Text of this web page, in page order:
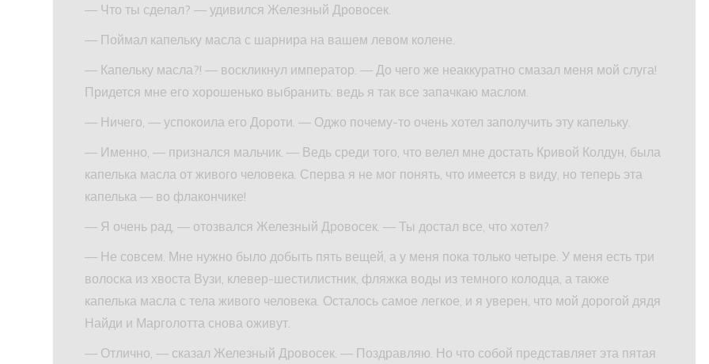
— Что ты сделал? — удивился Железный Дровосек.
— Поймал капельку масла с шарнира на вашем левом колене.
— Капельку масла?! — воскликнул император. — До чего же неаккуратно смазал меня мой слуга!
Придется мне его хорошенько выбранить: ведь я так все запачкаю маслом.
— Ничего, — успокоила его Дороти. — Оджо почему-то очень хотел заполучить эту капельку.
— Именно, — признался мальчик. — Ведь среди того, что велел мне достать Кривой Колдун, была
капелька масла от живого человека. Сперва я не мог понять, что имеется в виду, но теперь эта
капелька — во флакончике!
— Я очень рад, — отозвался Железный Дровосек. — Ты достал все, что хотел?
— Не совсем. Мне нужно было добыть пять вещей, а у меня пока только четыре. У меня есть три
волоска из хвоста Вузи, клевер-шестилистник, фляжка воды из темного колодца, а также
капелька масла с тела живого человека. Осталось самое легкое, и я уверен, что мой дорогой дядя
Найди и Марголотта снова оживут.
— Отлично, — сказал Железный Дровосек. — Поздравляю. Но что собой представляет эта пятая